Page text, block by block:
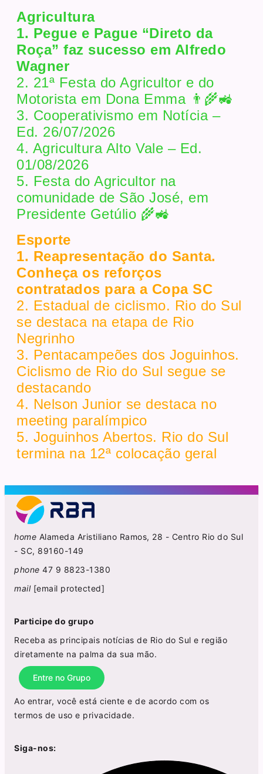
Agricultura
1. Pegue e Pague “Direto da
Roça” faz sucesso em Alfredo
Wagner
2. 21ª Festa do Agricultor e do
Motorista em Dona Emma 👨‍🌾🚜
3. Cooperativismo em Notícia –
Ed. 26/07/2026
4. Agricultura Alto Vale – Ed.
01/08/2026
5. Festa do Agricultor na
comunidade de São José, em
Presidente Getúlio 🌾🚜
Esporte
1. Reapresentação do Santa.
Conheça os reforços
contratados para a Copa SC
2. Estadual de ciclismo. Rio do Sul
se destaca na etapa de Rio
Negrinho
3. Pentacampeões dos Joguinhos.
Ciclismo de Rio do Sul segue se
destacando
4. Nelson Junior se destaca no
meeting paralímpico
5. Joguinhos Abertos. Rio do Sul
termina na 12ª colocação geral
home Alameda Aristiliano Ramos, 28 - Centro Rio do Sul
- SC, 89160-149
phone 47 9 8823-1380
mail [email protected]
Participe do grupo
Receba as principais notícias de Rio do Sul e região
diretamente na palma da sua mão.
Entre no Grupo
Ao entrar, você está ciente e de acordo com os
termos de uso e privacidade.
Siga-nos: